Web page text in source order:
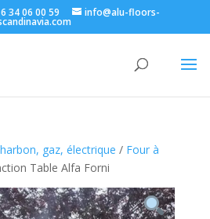
34 06 00 59 info@alu-floors-
gaz, électrique / Four à
Table Alfa Forni